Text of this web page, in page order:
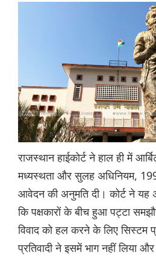
राजस्थान हाईकोर्ट ने हाल ही में
मध्यस्थता और सुलह अधिनियम,
आवेदन की अनुमति दी। कोर्ट ने यह
कि पक्षकारों के बीच हुआ पट्टा
विवाद को हल करने के लिए सिस्टम
प्रतिवादी ने इसमें भाग नहीं लिया